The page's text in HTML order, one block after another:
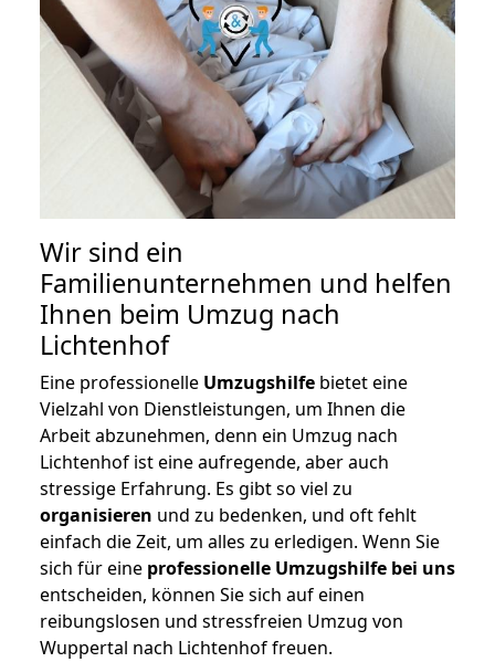
Wir sind ein
Familienunternehmen und helfen
Ihnen beim Umzug nach
Lichtenhof
Eine professionelle Umzugshilfe bietet eine
Vielzahl von Dienstleistungen, um Ihnen die
Arbeit abzunehmen, denn ein Umzug nach
Lichtenhof ist eine aufregende, aber auch
stressige Erfahrung. Es gibt so viel zu
organisieren und zu bedenken, und oft fehlt
einfach die Zeit, um alles zu erledigen. Wenn Sie
sich für eine professionelle Umzugshilfe bei uns
entscheiden, können Sie sich auf einen
reibungslosen und stressfreien Umzug von
Wuppertal nach Lichtenhof freuen.